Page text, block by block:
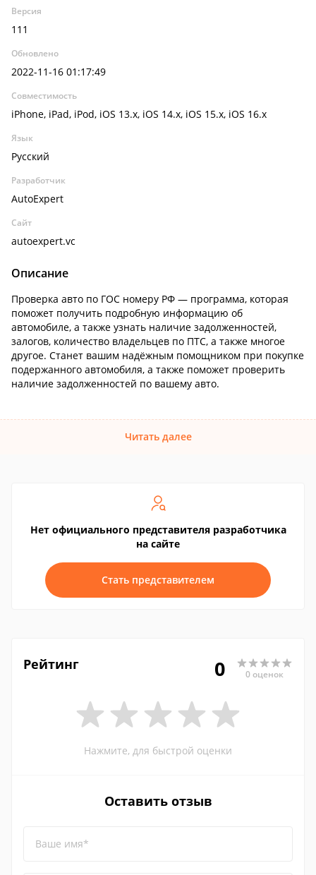
Версия
111
Обновлено
2022-11-16 01:17:49
Совместимость
iPhone, iPad, iPod, iOS 13.x, iOS 14.x, iOS 15.x, iOS 16.x
Язык
Русский
Разработчик
AutoExpert
Сайт
autoexpert.vc
Описание
Проверка авто по ГОС номеру РФ — программа, которая
поможет получить подробную информацию об
автомобиле, а также узнать наличие задолженностей,
залогов, количество владельцев по ПТС, а также многое
другое. Станет вашим надёжным помощником при покупке
подержанного автомобиля, а также поможет проверить
наличие задолженностей по вашему авто.
Читать далее
Нет официального представителя разработчика
на сайте
Стать представителем
Рейтинг 0 0 оценок
Нажмите, для быстрой оценки
Оставить отзыв
Ваше имя*